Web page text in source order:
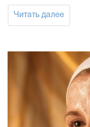
Читать далее